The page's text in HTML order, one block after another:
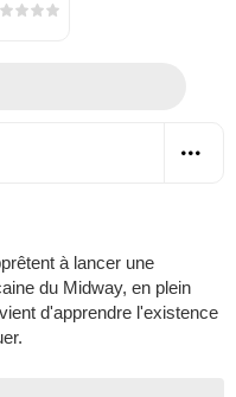
à lancer une
du Midway, en plein
d'apprendre l'existence